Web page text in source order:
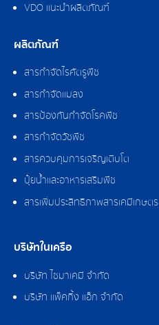
VDO แนะนำผลิตภัณฑ์
ผลิตภัณฑ์
สารกำจัดไรศัตรูพืช
สารกำจัดแมลง
สารป้องกันกำจัดโรคพืช
สารกำจัดวัชพืช
สารควบคุมการเจริญเติบโต
ปุ๋ยน้ำและอาหารเสริมพืช
สารเพิ่มประสิทธิภาพสารเคมีเกษตร
บริษัทในเครือ
บริษัท ไซมาเคมี จำกัด
บริษัท แพ็คกิ้ง แอ็ก จำกัด